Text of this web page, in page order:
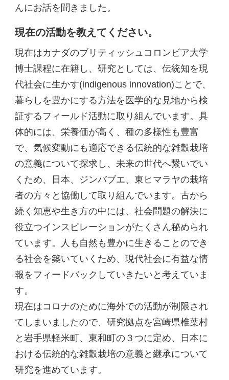
んにお話を聞きました。
現在の活動を教えてください。
現在はカナダのブリティッシュコロンビア大学
博士課程に在籍し、研究としては、伝統知を現
代社会に生かす(indigenous innovation)ことで、
暮らしを豊かにする方法を医学的な見地から検
証するフィールド活動に取り組んでいます。具
体的には、栄養価が高く、種の多様性も豊富
で、気候変動にも適応できる伝統的な雑穀栽培
の意義について探求し、未来の世代へ繋いでい
くため、日本、ジンバブエ、東ヒマラヤの栽培
者の方々と協働して取り組んでいます。古から
続く知恵や生き方の中には、社会問題の解決に
役立つインスピレーションがたくさん秘められ
ています。人も自然も豊かに生きることのでき
る社会を築いていくため、現代社会に有益な情
報をフィードバックしていきたいと考えていま
す。
現在はコロナのために海外での活動が制限され
てしまいましたので、研究拠点を宮崎県椎葉村
と岩手県軽米町、東和町の３つに定め、日本に
おける伝統的な雑穀栽培の意義と継承について
研究を進めています。